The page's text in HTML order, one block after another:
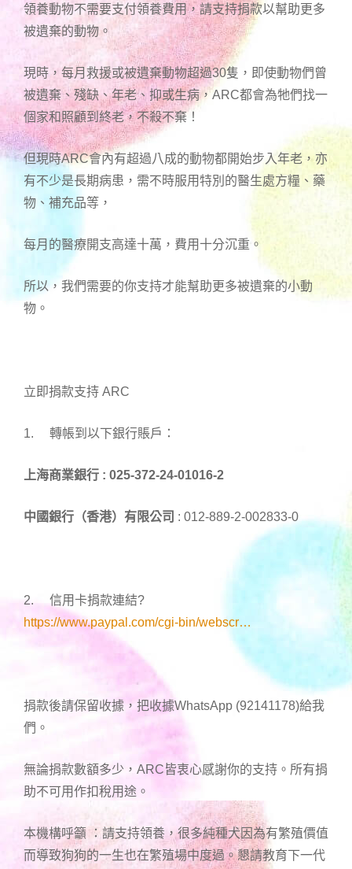
領養動物不需要支付領養費用，請支持捐款以幫助更多
被遺棄的動物。
現時，每月救援或被遺棄動物超過30隻，即使動物們曾
被遺棄、殘缺、年老、抑或生病，ARC都會為牠們找一
個家和照顧到終老，不殺不棄！
但現時ARC會內有超過八成的動物都開始步入年老，亦
有不少是長期病患，需不時服用特別的醫生處方糧、藥
物、補充品等，
每月的醫療開支高達十萬，費用十分沉重。
所以，我們需要的你支持才能幫助更多被遺棄的小動
物。
立即捐款支持 ARC
1. 轉帳到以下銀行賬戶：
上海商業銀行 : 025-372-24-01016-2
中國銀行（香港）有限公司 : 012-889-2-002833-0
2. 信用卡捐款連結?
https://www.paypal.com/cgi-bin/webscr…
捐款後請保留收據，把收據WhatsApp (92141178)給我
們。
無論捐款數額多少，ARC皆衷心感謝你的支持。所有捐
助不可用作扣稅用途。
本機構呼籲 ：請支持領養，很多純種犬因為有繁殖價值
而導致狗狗的一生也在繁殖場中度過。懇請教育下一代